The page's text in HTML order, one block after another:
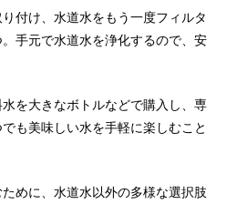
付け、水道水をもう一度フィルタ
手元で水道水を浄化するので、安
を大きなボトルなどで購入し、専
も美味しい水を手軽に楽しむこと
めに、水道水以外の多様な選択肢